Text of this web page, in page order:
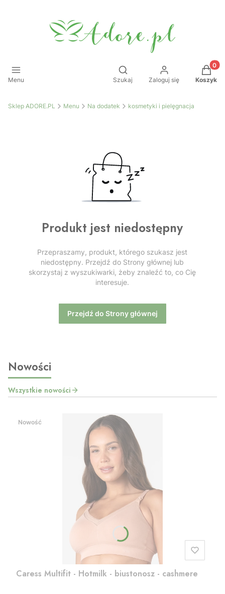
Menu
Otwórz wyszukiwarkę
Szukaj Zaloguj się Koszyk
Sklep ADORE.PL Menu Na dodatek kosmetyki i pielęgnacja
Produkt jest niedostępny
Przepraszamy, produkt, którego szukasz jest
niedostępny. Przejdź do Strony głównej lub
skorzystaj z wyszukiwarki, żeby znaleźć to, co Cię
interesuje.
Przejdź do Strony głównej
Nowości
Wszystkie nowości
Nowość
Caress Multifit - Hotmilk - biustonosz - cashmere